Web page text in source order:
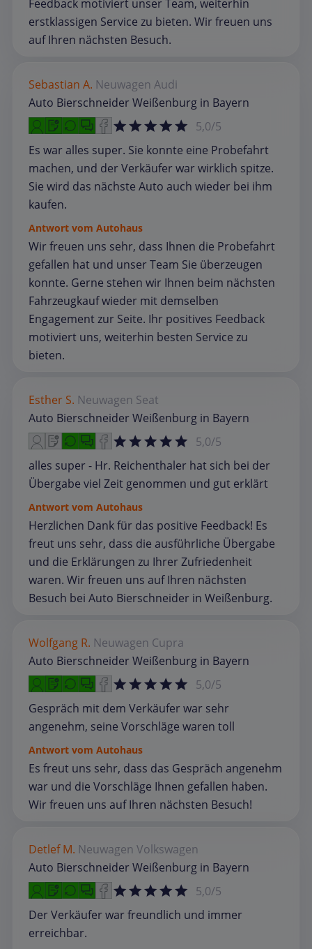
Feedback motiviert unser Team, weiterhin
erstklassigen Service zu bieten. Wir freuen uns
auf Ihren nächsten Besuch.
Sebastian A. Neuwagen Audi
Auto Bierschneider Weißenburg in Bayern
5,0/5
Es war alles super. Sie konnte eine Probefahrt
machen, und der Verkäufer war wirklich spitze.
Sie wird das nächste Auto auch wieder bei ihm
kaufen.
Antwort vom Autohaus
Wir freuen uns sehr, dass Ihnen die Probefahrt
gefallen hat und unser Team Sie überzeugen
konnte. Gerne stehen wir Ihnen beim nächsten
Fahrzeugkauf wieder mit demselben
Engagement zur Seite. Ihr positives Feedback
motiviert uns, weiterhin besten Service zu
bieten.
Esther S. Neuwagen Seat
Auto Bierschneider Weißenburg in Bayern
5,0/5
alles super - Hr. Reichenthaler hat sich bei der
Übergabe viel Zeit genommen und gut erklärt
Antwort vom Autohaus
Herzlichen Dank für das positive Feedback! Es
freut uns sehr, dass die ausführliche Übergabe
und die Erklärungen zu Ihrer Zufriedenheit
waren. Wir freuen uns auf Ihren nächsten
Besuch bei Auto Bierschneider in Weißenburg.
Wolfgang R. Neuwagen Cupra
Auto Bierschneider Weißenburg in Bayern
5,0/5
Gespräch mit dem Verkäufer war sehr
angenehm, seine Vorschläge waren toll
Antwort vom Autohaus
Es freut uns sehr, dass das Gespräch angenehm
war und die Vorschläge Ihnen gefallen haben.
Wir freuen uns auf Ihren nächsten Besuch!
Detlef M. Neuwagen Volkswagen
Auto Bierschneider Weißenburg in Bayern
5,0/5
Der Verkäufer war freundlich und immer
erreichbar.